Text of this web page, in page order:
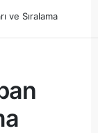
ve Sıralama